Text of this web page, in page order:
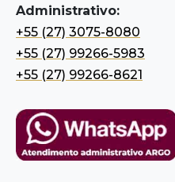
Administrativo:
+55 (27) 3075-8080
+55 (27) 99266-5983
+55 (27) 99266-8621